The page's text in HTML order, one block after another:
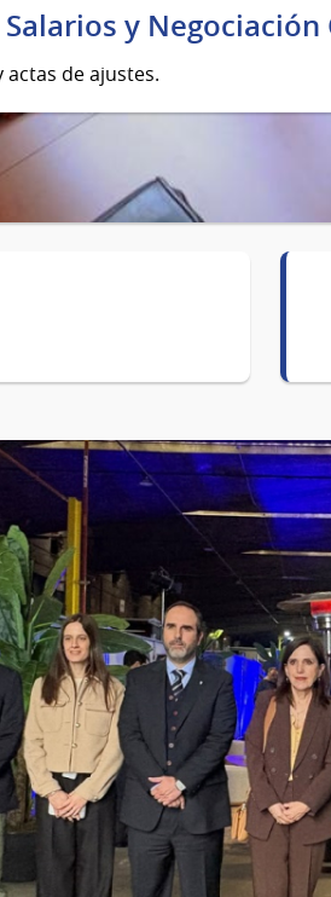
y Negociación
actas de ajustes.